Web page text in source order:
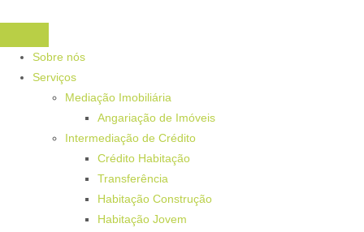
Sobre nós
Serviços
Mediação Imobiliária
Angariação de Imóveis
Intermediação de Crédito
Crédito Habitação
Transferência
Habitação Construção
Habitação Jovem